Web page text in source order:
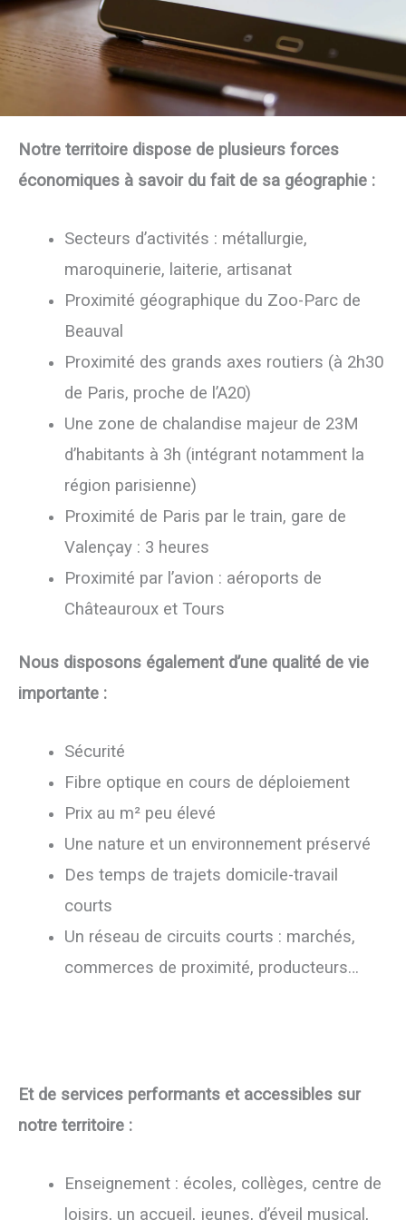
Notre territoire dispose de plusieurs forces
économiques à savoir du fait de sa géographie :
Secteurs d’activités : métallurgie,
maroquinerie, laiterie, artisanat
Proximité géographique du Zoo-Parc de
Beauval
Proximité des grands axes routiers (à 2h30
de Paris, proche de l’A20)
Une zone de chalandise majeur de 23M
d’habitants à 3h (intégrant notamment la
région parisienne)
Proximité de Paris par le train, gare de
Valençay : 3 heures
Proximité par l’avion : aéroports de
Châteauroux et Tours
Nous disposons également d’une qualité de vie
importante :
Sécurité
Fibre optique en cours de déploiement
Prix au m² peu élevé
Une nature et un environnement préservé
Des temps de trajets domicile-travail
courts
Un réseau de circuits courts : marchés,
commerces de proximité, producteurs…
Et de services performants et accessibles sur
notre territoire :
Enseignement : écoles, collèges, centre de
loisirs, un accueil, jeunes, d’éveil musical,